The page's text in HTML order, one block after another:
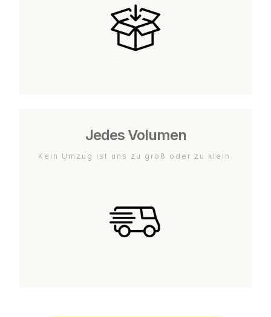
Jedes Volumen
Kein Umzug ist uns zu groß oder zu klein.